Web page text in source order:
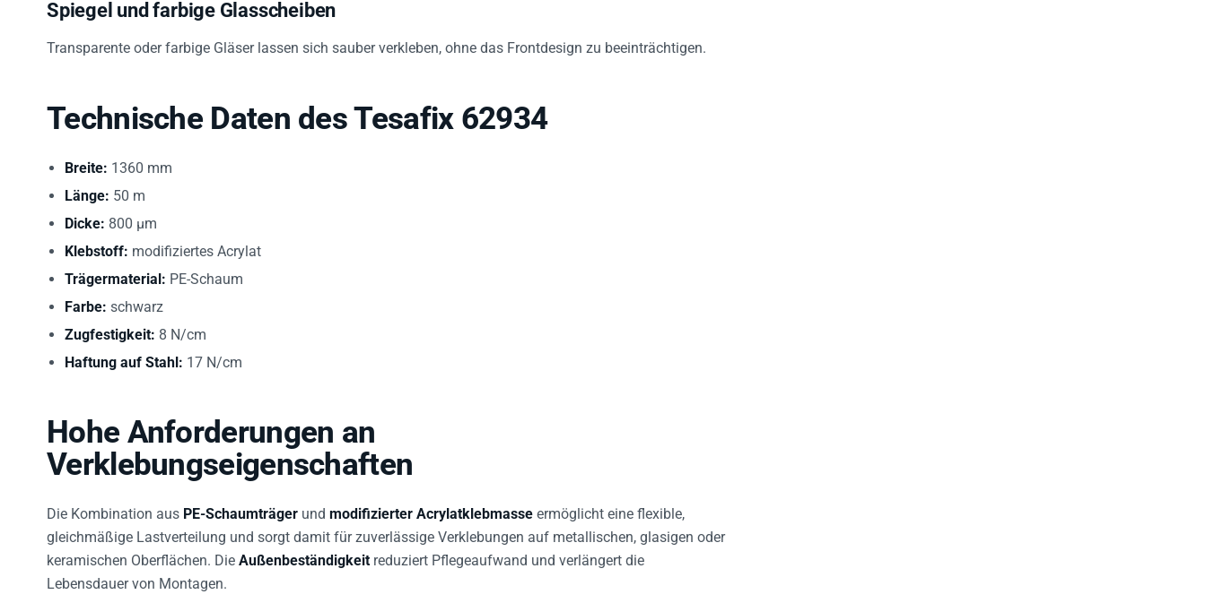
Transparente oder farbige Gläser lassen sich sauber verkleben, ohne das Frontdesign zu beeinträchtigen.
Technische Daten des Tesafix 62934
Breite:
1360 mm
Länge:
50 m
Dicke:
800 µm
Klebstoff:
modifiziertes Acrylat
Trägermaterial: PE-Schaum
Farbe:
schwarz
Zugfestigkeit: 8 N/cm
Haftung auf Stahl: 17 N/cm
Hohe Anforderungen an
Verklebungseigenschaften
Die Kombination aus PE-Schaumträger und modifizierter Acrylatklebmasse
ermöglicht eine flexible,
gleichmäßige Lastverteilung und sorgt damit für zuverlässige Verklebungen auf metallischen, glasigen oder
keramischen Oberflächen. Die
Außenbeständigkeit reduziert Pflegeaufwand und verlängert die
Lebensdauer von Montagen.